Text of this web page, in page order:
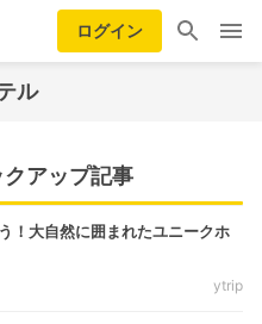
ログイン
ル
クアップ記事
！大自然に囲まれたユニークホ
ytrip